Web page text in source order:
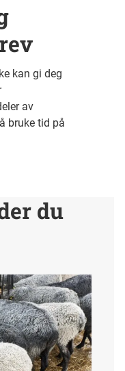
kan gi deg
av
bruke tid på
du